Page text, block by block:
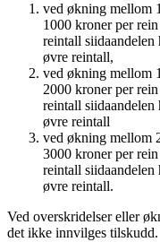
ved økning mellom
1000 kroner per
reintall siidaandelen
øvre reintall,
ved økning mellom
2000 kroner per
reintall siidaandelen
øvre reintall
ved økning mellom
3000 kroner per
reintall siidaandelen
øvre reintall.
Ved overskridelser eller
det ikke innvilges tilskudd.